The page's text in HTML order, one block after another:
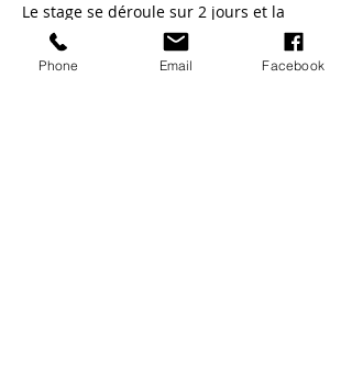
Le stage se déroule sur 2 jours et la
seconde journée est réservée à la
pratique. C'est vous le praticien reiki !
Phone Email Facebook